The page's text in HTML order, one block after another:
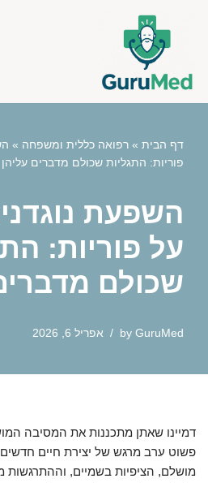
content
דף הבית » רפואה כללית ומשפחה »
פוריות: התגליות שכולם מדברים עליהן
השפעת
על פוריות:
שכולם
by GuruMed אפריל 6, 2026
דמיינו שאתן מתכננות את המסיבה
פשוט ערב מרגש של יצירת חיים
מושלם, הציפיות בשמיים, וההתרגשות